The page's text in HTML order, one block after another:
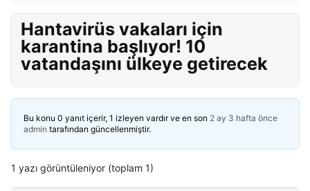
Hantavirüs vakaları için
karantina başlıyor! 10
vatandaşını ülkeye getirecek
Bu konu 0 yanıt içerir, 1 izleyen vardır ve en son 2 ay 3 hafta önce
admin tarafından güncellenmiştir.
1 yazı görüntüleniyor (toplam 1)